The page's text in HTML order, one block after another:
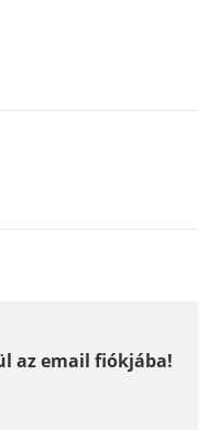
az email fiókjába!